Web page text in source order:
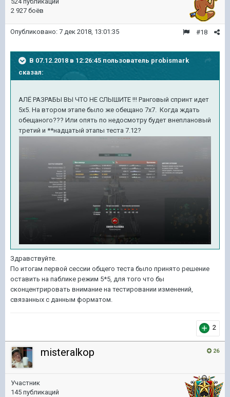
2 927 боёв
#18
Опубликовано: 7 дек 2018, 13:01:35
В 07.12.2018 в 12:26:45 пользователь probismark
сказал:
АЛЁ РАЗРАБЫ ВЫ ЧТО НЕ СЛЫШИТЕ !!! Ранговый спринт идет
5х5. На втором этапе было же обещано 7х7. Когда ждать
обещаного??? Или опять по недосмотру будет внеплановый
третий и **надцатый этапы теста 7.12?
Здравствуйте.
По итогам первой сессии общего теста было принято решение
оставить на паблике режим 5*5, для того что бы
сконцентрировать внимание на тестировании изменений,
связанных с данным форматом.
2
26
misteralkop
Участник
145 публикаций